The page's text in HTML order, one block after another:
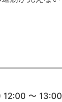
12:00 〜 13:00